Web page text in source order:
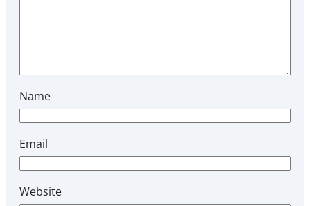
Name
Email
Website